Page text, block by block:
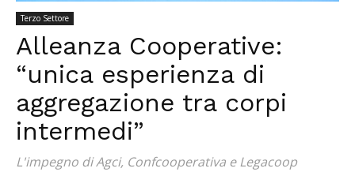
Terzo Settore
Alleanza Cooperative:
“unica esperienza di
aggregazione tra corpi
intermedi”
L'impegno di Agci, Confcooperativa e Legacoop